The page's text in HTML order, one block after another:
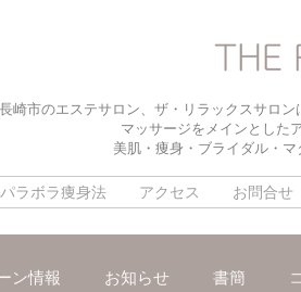
長崎市のエステサロン、ザ・リラックスサロ
マッサージをメインとした
美肌・痩身・ブライダル・
パラボラ痩身法 アクセス お問合せ
ン情報 お知らせ 書簡